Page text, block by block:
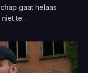
gaat helaas
niet te…